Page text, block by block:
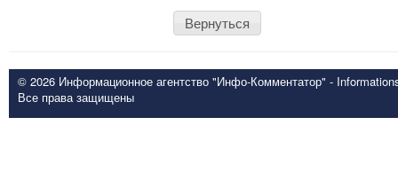
Вернуться
© 2026 Информационное агентство "Инфо-Комментатор" -
Все права защищены